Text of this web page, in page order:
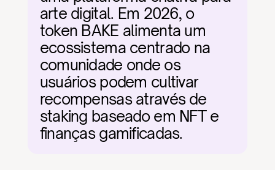
arte digital. Em 2026, o
token BAKE alimenta um
ecossistema centrado na
comunidade onde os
usuários podem cultivar
recompensas através de
staking baseado em NFT e
finanças gamificadas.